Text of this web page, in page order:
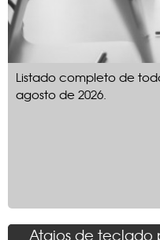
Listado completo de
agosto de 2026.
Atajos de teclado